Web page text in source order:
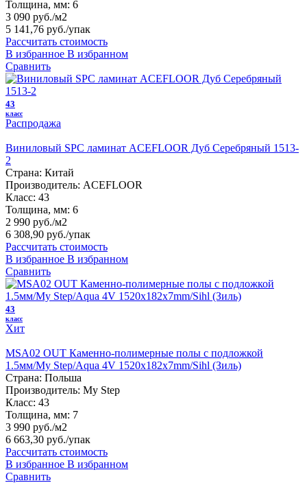
Толщина, мм: 6
3 090 руб./м2
5 141,76 руб./упак
Рассчитать стоимость
В избранное В избранном
Сравнить
43
класс
Распродажа
Виниловый SPC ламинат ACEFLOOR Дуб Серебряный 1513-
2
Страна: Китай
Производитель: ACEFLOOR
Класс: 43
Толщина, мм: 6
2 990 руб./м2
6 308,90 руб./упак
Рассчитать стоимость
В избранное В избранном
Сравнить
43
класс
Хит
MSA02 OUT Каменно-полимерные полы с подложкой
1.5мм/My Step/Aqua 4V 1520х182х7mm/Sihl (Зиль)
Страна: Польша
Производитель: My Step
Класс: 43
Толщина, мм: 7
3 990 руб./м2
6 663,30 руб./упак
Рассчитать стоимость
В избранное В избранном
Сравнить